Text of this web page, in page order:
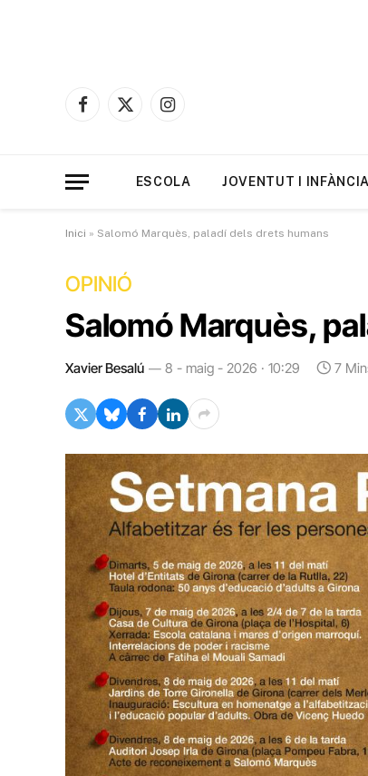
Facebook
X
Instagram
ESCOLA JOVENTUT I INFÀNCIA
Inici » Salomó Marquès, paladí dels drets humans
OPINIÓ
Salomó Marquès,
Xavier Besalú 8 - maig - 2026 · 10:29 7